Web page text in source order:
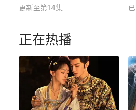
更新至第14集
正在热播